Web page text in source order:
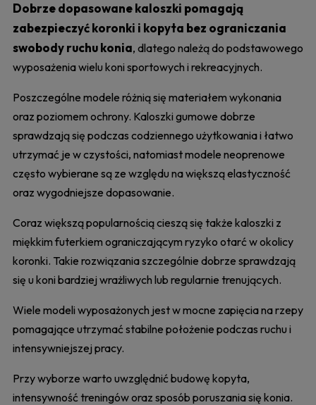
Dobrze dopasowane kaloszki pomagają
zabezpieczyć koronki i kopyta bez ograniczania
swobody ruchu konia, dlatego należą do podstawowego
wyposażenia wielu koni sportowych i rekreacyjnych.
Poszczególne modele różnią się materiałem wykonania
oraz poziomem ochrony. Kaloszki gumowe dobrze
sprawdzają się podczas codziennego użytkowania i łatwo
utrzymać je w czystości, natomiast modele neoprenowe
często wybierane są ze względu na większą elastyczność
oraz wygodniejsze dopasowanie.
Coraz większą popularnością cieszą się także kaloszki z
miękkim futerkiem ograniczającym ryzyko otarć w okolicy
koronki. Takie rozwiązania szczególnie dobrze sprawdzają
się u koni bardziej wrażliwych lub regularnie trenujących.
Wiele modeli wyposażonych jest w mocne zapięcia na rzepy
pomagające utrzymać stabilne położenie podczas ruchu i
intensywniejszej pracy.
Przy wyborze warto uwzględnić budowę kopyta,
intensywność treningów oraz sposób poruszania się konia.